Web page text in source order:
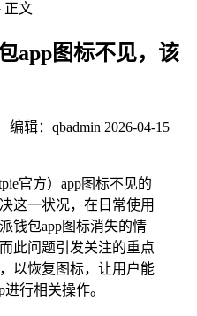
正文
app图标不见，该
辑：qbadmin 2026-04-15
官方）app图标不见的
这一状况，在日常使用
钱包app图标消失的情
此问题引发关注的重点
，以恢复图标，让用户能
行相关操作。